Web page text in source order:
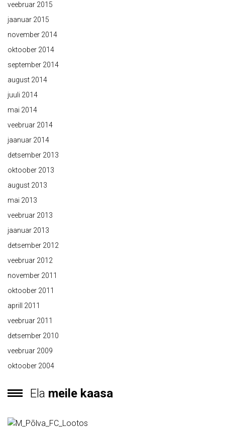
veebruar 2015
jaanuar 2015
november 2014
oktoober 2014
september 2014
august 2014
juuli 2014
mai 2014
veebruar 2014
jaanuar 2014
detsember 2013
oktoober 2013
august 2013
mai 2013
veebruar 2013
jaanuar 2013
detsember 2012
veebruar 2012
november 2011
oktoober 2011
aprill 2011
veebruar 2011
detsember 2010
veebruar 2009
oktoober 2004
Ela meile kaasa